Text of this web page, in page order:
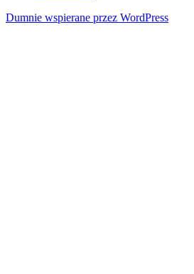
Dumnie wspierane przez WordPress